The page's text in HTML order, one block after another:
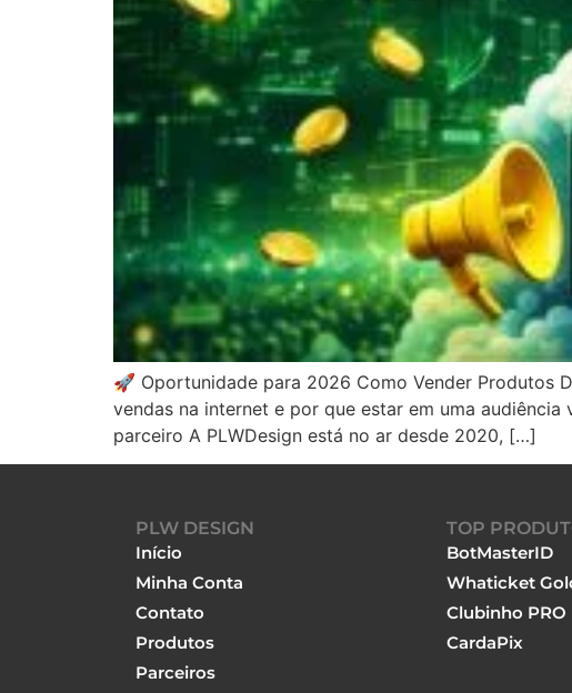
🚀 Oportunidade para 2026 Como Vender Produtos
vendas na internet e por que estar em uma
parceiro A PLWDesign está no ar desde 2020, […]
PLW DESIGN
Início
Minha Conta
Contato
Produtos
Parceiros
TOP
BotMasterID
Whaticket
Clubinho PRO
CardaPix